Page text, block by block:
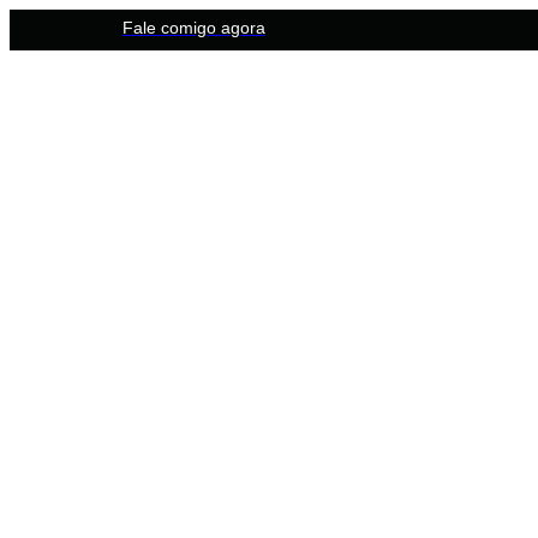
Fale comigo agora